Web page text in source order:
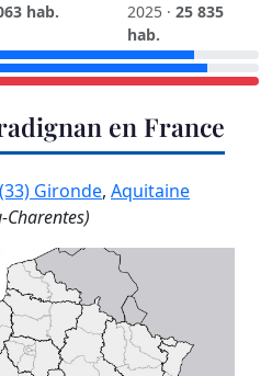
hab.
2025 ·25 835
hab.
en France
(33) Gironde, Aquitaine